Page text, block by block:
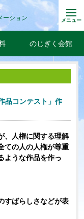
ーション メニュー
のじぎく会館
品コンテスト」作
、人権に関する理解
ての人の人権が尊重
ような作品を作っ
すばらしさなどが表